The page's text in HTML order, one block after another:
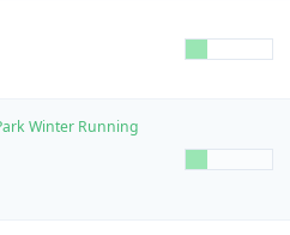
Winter Running